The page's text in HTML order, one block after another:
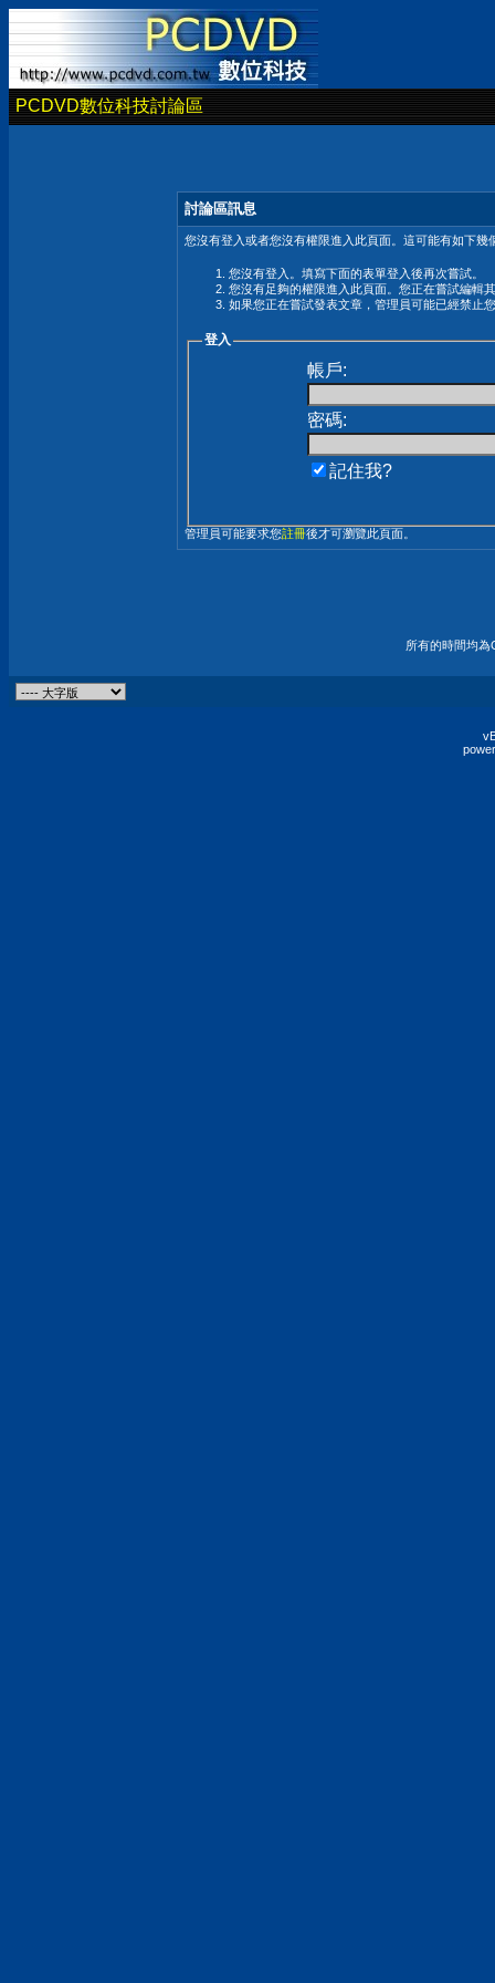
PCDVD數位科技討論區
討論區訊息
您沒有登入或者您沒有權限進入此頁面。這可能有如下幾
您沒有登入。填寫下面的表單登入後再次嘗試。
您沒有足夠的權限進入此頁面。您正在嘗試編輯
如果您正在嘗試發表文章，管理員可能已經禁止
登入
帳戶:
密碼:
記住我?
管理員可能要求您註冊後才可瀏覽此頁面。
所有的時間均為